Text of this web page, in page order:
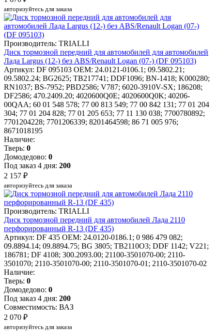
авторизуйтесь для заказа
Производитель: TRIALLI
Диск тормозной передний для автомобилей для автомобилей
Лада Largus (12-) без ABS/Renault Logan (07-) (DF 095103)
Артикул: DF 095103 OEM: 24.0121-0106.1; 09.5802.21;
09.5802.24; BG2625; TB217741; DDF1096; BN-1418; K000280;
RN1037; BS-7952; PBD2586; V787; 6020-3910V-SX; 186208;
DF2586; 470.2409.20; 4020600Q0E; 4020600Q0K; 40206-
00QAA; 60 01 548 578; 77 00 813 549; 77 00 842 131; 77 01 204
304; 77 01 204 828; 77 01 205 653; 77 11 130 038; 7700780892;
7701204228; 7701206339; 8201464598; 86 71 005 976;
8671018195
Наличие:
Тверь: 0
Домодедово: 0
Под заказ 4 дня: 200
2 157 ₽
авторизуйтесь для заказа
Производитель: TRIALLI
Диск тормозной передний для автомобилей Лада 2110
перфорированный R-13 (DF 435)
Артикул: DF 435 OEM: 24.0120-0186.1; 0 986 479 082;
09.8894.14; 09.8894.75; BG 3805; TB2110O3; DDF 1142; V221;
186781; DF 4108; 300.2093.00; 21100-3501070-00; 2110-
3501070; 2110-3501070-00; 2110-3501070-01; 2110-3501070-02
Наличие:
Тверь: 0
Домодедово: 0
Под заказ 4 дня: 200
Совместимость: ВАЗ
2 070 ₽
авторизуйтесь для заказа